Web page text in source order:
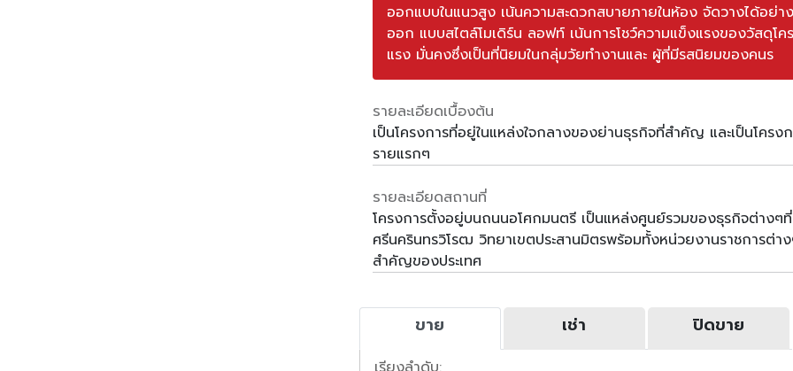
ออกแบบในแนวสูง เน้นความสะดวกสบายภายในห้อง จัดวางได้อย่
ออก แบบสไตล์โมเดิร์น ลอฟท์ เน้นการโชว์ความแข็งแรงของวัสดุโค
แรง มั่นคงซึ่งเป็นที่นิยมในกลุ่มวัยทำงานและ ผู้ที่มีรสนิยมของคนร
รายละเอียดเบื้องต้น
เป็นโครงการที่อยู่ในแหล่งใจกลางของย่านธุรกิจที่สำคัญ และเป็นโคร
รายแรกๆ
รายละเอียดสถานที่
โครงการตั้งอยู่บนถนนอโศกมนตรี เป็นแหล่งศูนย์รวมของธุรกิจต่าง
ศรีนครินทรวิโรฒ วิทยาเขตประสานมิตรพร้อมทั้งหน่วยงานราชการต่า
สำคัญของประเทศ
ขาย เช่า ปิดขาย